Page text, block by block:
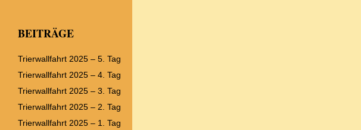
BEITRÄGE
Trierwallfahrt 2025 – 5. Tag
Trierwallfahrt 2025 – 4. Tag
Trierwallfahrt 2025 – 3. Tag
Trierwallfahrt 2025 – 2. Tag
Trierwallfahrt 2025 – 1. Tag